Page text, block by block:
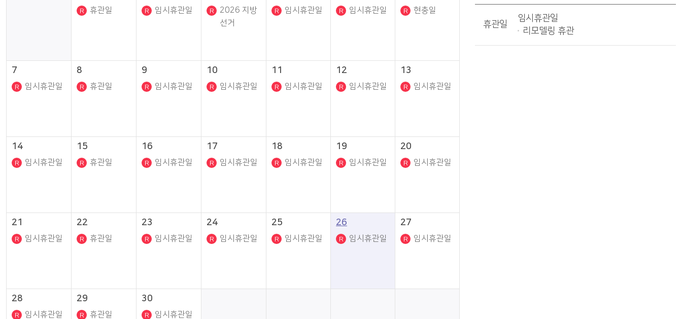
휴관일 임시휴관일
2026 지방
선거
임시휴관일 임시휴관일 현충일
7
임시휴관일
8
휴관일
9
임시휴관일
10
임시휴관일
11
임시휴관일
12
임시휴관일
13
임시휴관일
14
임시휴관일
15
휴관일
16
임시휴관일
17
임시휴관일
18
임시휴관일
19
임시휴관일
20
임시휴관일
21
임시휴관일
22
휴관일
23
임시휴관일
24
임시휴관일
25
임시휴관일
26
임시휴관일
27
임시휴관일
28
임시휴관일
29
휴관일
30
임시휴관일
휴관일
임시휴관일
리모델링 휴관